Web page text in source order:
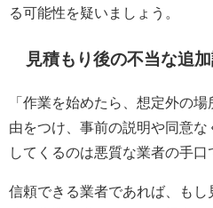
る可能性を疑いましょう。
見積もり後の不当な追
「作業を始めたら、想定外の
由をつけ、事前の説明や同意
してくるのは悪質な業者の手口
信頼できる業者であれば、もし